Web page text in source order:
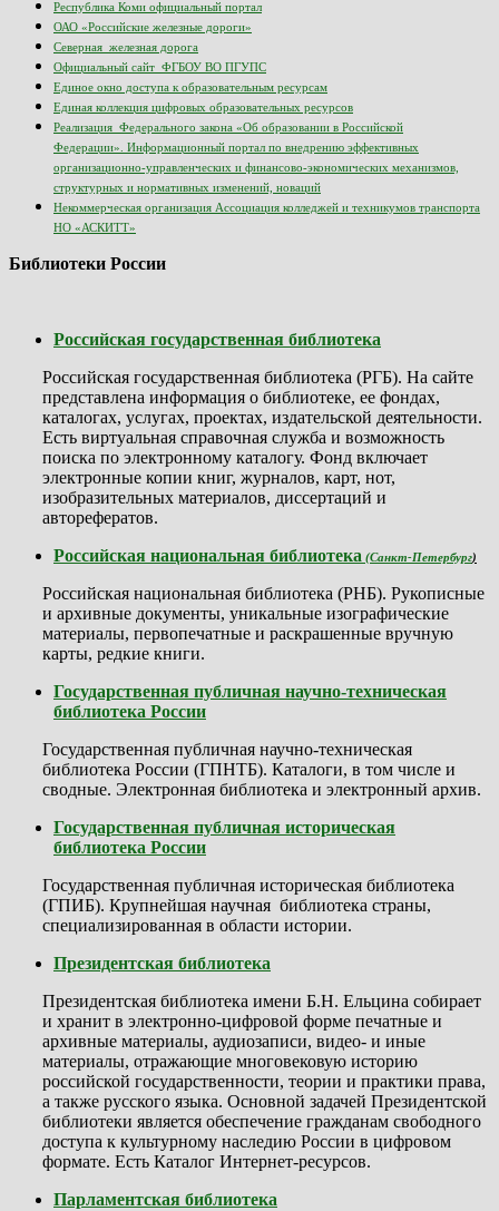
Республика Коми официальный портал
ОАО «Российские железные дороги»
Северная железная дорога
Официальный сайт ФГБОУ ВО ПГУПС
Единое окно доступа к образовательным ресурсам
Единая коллекция цифровых образовательных ресурсов
Реализация Федерального закона «Об образовании в Российской
Федерации». Информационный портал по внедрению эффективных
организационно-управленческих и финансово-экономических механизмов,
структурных и нормативных изменений, новаций
Некоммерческая организация Ассоциация колледжей и техникумов транспорта
НО «АСКИТТ»
Библиотеки России
Российская государственная библиотека
Российская государственная библиотека (РГБ). На сайте
представлена информация о библиотеке, ее фондах,
каталогах, услугах, проектах, издательской деятельности.
Есть виртуальная справочная служба и возможность
поиска по электронному каталогу. Фонд включает
электронные копии книг, журналов, карт, нот,
изобразительных материалов, диссертаций и
авторефератов.
Российская национальная библиотека (Санкт-Петербург)
Российская национальная библиотека (РНБ). Рукописные
и архивные документы, уникальные изографические
материалы, первопечатные и раскрашенные вручную
карты, редкие книги.
Государственная публичная научно-техническая
библиотека России
Государственная публичная научно-техническая
библиотека России (ГПНТБ). Каталоги, в том числе и
сводные. Электронная библиотека и электронный архив.
Государственная публичная историческая
библиотека России
Государственная публичная историческая библиотека
(ГПИБ). Крупнейшая научная библиотека страны,
специализированная в области истории.
Президентская библиотека
Президентская библиотека имени Б.Н. Ельцина собирает
и хранит в электронно-цифровой форме печатные и
архивные материалы, аудиозаписи, видео- и иные
материалы, отражающие многовековую историю
российской государственности, теории и практики права,
а также русского языка. Основной задачей Президентской
библиотеки является обеспечение гражданам свободного
доступа к культурному наследию России в цифровом
формате. Есть Каталог Интернет-ресурсов.
Парламентская библиотека